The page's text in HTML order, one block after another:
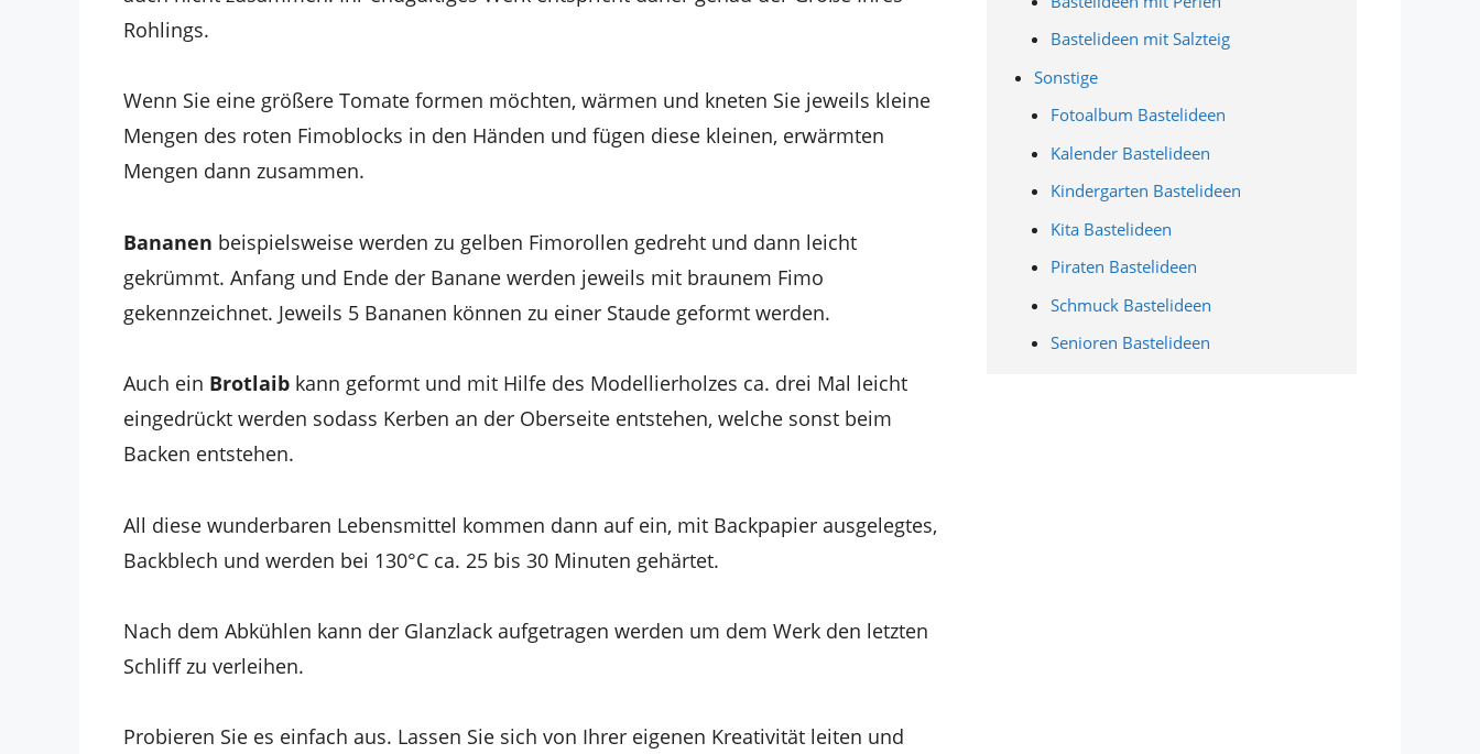
Rohlings.
Wenn Sie eine größere Tomate formen möchten, wärmen und kneten Sie jeweils kleine
Mengen des roten Fimoblocks in den Händen und fügen diese kleinen, erwärmten
Mengen dann zusammen.
Bananen beispielsweise werden zu gelben Fimorollen gedreht und dann leicht
gekrümmt. Anfang und Ende der Banane werden jeweils mit braunem Fimo
gekennzeichnet. Jeweils 5 Bananen können zu einer Staude geformt werden.
Auch ein Brotlaib kann geformt und mit Hilfe des Modellierholzes ca. drei Mal leicht
eingedrückt werden sodass Kerben an der Oberseite entstehen, welche sonst beim
Backen entstehen.
All diese wunderbaren Lebensmittel kommen dann auf ein, mit Backpapier ausgelegtes,
Backblech und werden bei 130°C ca. 25 bis 30 Minuten gehärtet.
Nach dem Abkühlen kann der Glanzlack aufgetragen werden um dem Werk den letzten
Schliff zu verleihen.
Probieren Sie es einfach aus. Lassen Sie sich von Ihrer eigenen Kreativität leiten und
Bastelideen mit Salzteig
Sonstige
Fotoalbum Bastelideen
Kalender Bastelideen
Kindergarten Bastelideen
Kita Bastelideen
Piraten Bastelideen
Schmuck Bastelideen
Senioren Bastelideen